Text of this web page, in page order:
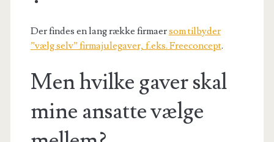
Der findes en lang række firmaersom tilbyder
”vælg selv” firmajulegaver, f.eks. Freeconcept.
Men hvilke gaver skal
mine ansatte vælge